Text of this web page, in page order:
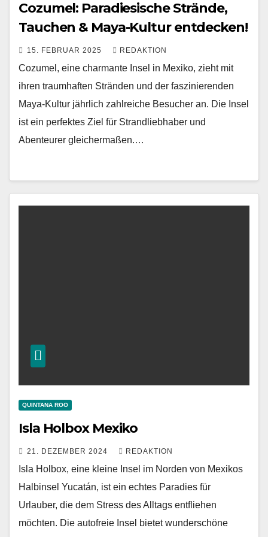
Cozumel: Paradiesische Strände,
Tauchen & Maya-Kultur entdecken!
15. FEBRUAR 2025 REDAKTION
Cozumel, eine charmante Insel in Mexiko, zieht mit
ihren traumhaften Stränden und der faszinierenden
Maya-Kultur jährlich zahlreiche Besucher an. Die Insel
ist ein perfektes Ziel für Strandliebhaber und
Abenteurer gleichermaßen.…
QUINTANA ROO
Isla Holbox Mexiko
21. DEZEMBER 2024 REDAKTION
Isla Holbox, eine kleine Insel im Norden von Mexikos
Halbinsel Yucatán, ist ein echtes Paradies für
Urlauber, die dem Stress des Alltags entfliehen
möchten. Die autofreie Insel bietet wunderschöne